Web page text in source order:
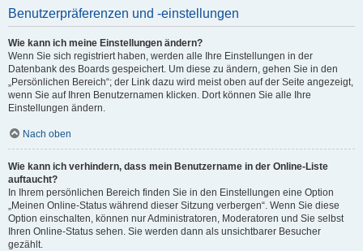
Benutzerpräferenzen und -einstellungen
Wie kann ich meine Einstellungen ändern?
Wenn Sie sich registriert haben, werden alle Ihre Einstellungen in der
Datenbank des Boards gespeichert. Um diese zu ändern, gehen Sie in den
„Persönlichen Bereich“; der Link dazu wird meist oben auf der Seite angezeigt,
wenn Sie auf Ihren Benutzernamen klicken. Dort können Sie alle Ihre
Einstellungen ändern.
Nach oben
Wie kann ich verhindern, dass mein Benutzername in der Online-Liste
auftaucht?
In Ihrem persönlichen Bereich finden Sie in den Einstellungen eine Option
„Meinen Online-Status während dieser Sitzung verbergen“. Wenn Sie diese
Option einschalten, können nur Administratoren, Moderatoren und Sie selbst
Ihren Online-Status sehen. Sie werden dann als unsichtbarer Besucher
gezählt.